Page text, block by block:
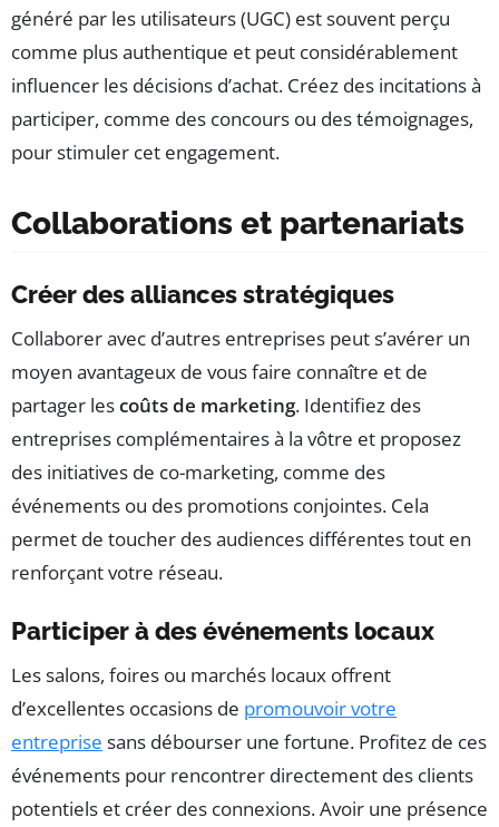
généré par les utilisateurs (UGC) est souvent perçu
comme plus authentique et peut considérablement
influencer les décisions d’achat. Créez des incitations à
participer, comme des concours ou des témoignages,
pour stimuler cet engagement.
Collaborations et partenariats
Créer des alliances stratégiques
Collaborer avec d’autres entreprises peut s’avérer un
moyen avantageux de vous faire connaître et de
partager lescoûts de marketing. Identifiez des
entreprises complémentaires à la vôtre et proposez
des initiatives de co-marketing, comme des
événements ou des promotions conjointes. Cela
permet de toucher des audiences différentes tout en
renforçant votre réseau.
Participer à des événements locaux
Les salons, foires ou marchés locaux offrent
d’excellentes occasions de promouvoir votre
entreprise sans débourser une fortune. Profitez de ces
événements pour rencontrer directement des clients
potentiels et créer des connexions. Avoir une présence